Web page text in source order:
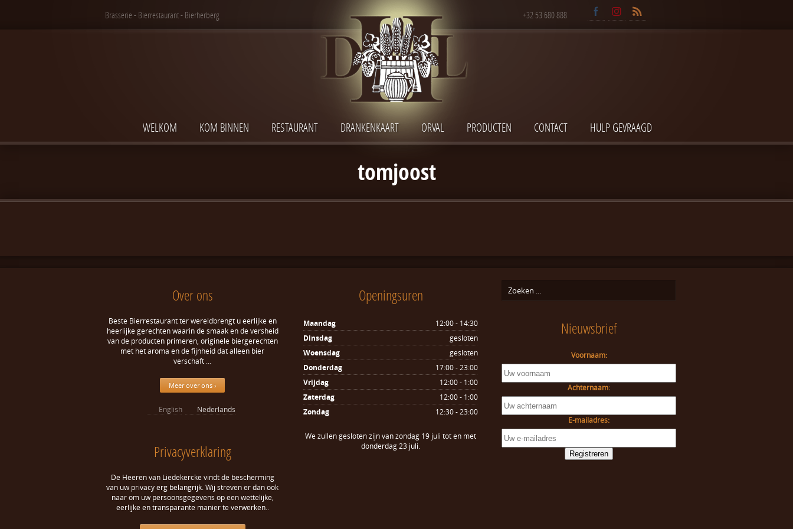
Brasserie - Bierrestaurant - Bierherberg +32 53 680 888
WELKOM KOM BINNEN RESTAURANT DRANKENKAART ORVAL PRODUCTEN CONTACT HULP GEVRAAGD
tomjoost
Over ons
Beste Bierrestaurant ter wereldbrengt u eerlijke en
heerlijke gerechten waarin de smaak en de versheid
van de producten primeren, originele biergerechten
met het aroma en de fijnheid dat alleen bier
verschaft …
Meer over ons ›
English Nederlands
Privacyverklaring
De Heeren van Liedekercke vindt de bescherming
van uw privacy erg belangrijk. Wij streven er dan ook
naar om uw persoonsgegevens op een wettelijke,
eerlijke en transparante manier te verwerken..
Openingsuren
Maandag
12:00 - 14:30
Dinsdag
gesloten
Woensdag
gesloten
Donderdag
17:00 - 23:00
Vrijdag
12:00 - 1:00
Zaterdag
12:00 - 1:00
Zondag
12:30 - 23:00
We zullen gesloten zijn van zondag 19 juli tot en met
donderdag 23 juli.
Nieuwsbrief
Voornaam:
Achternaam:
E-mailadres: